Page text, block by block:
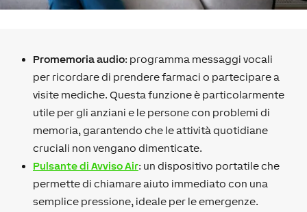
Promemoria audio: programma messaggi vocali
per ricordare di prendere farmaci o partecipare a
visite mediche. Questa funzione è particolarmente
utile per gli anziani e le persone con problemi di
memoria, garantendo che le attività quotidiane
cruciali non vengano dimenticate.
Pulsante di Avviso Air: un dispositivo portatile che
permette di chiamare aiuto immediato con una
semplice pressione, ideale per le emergenze.